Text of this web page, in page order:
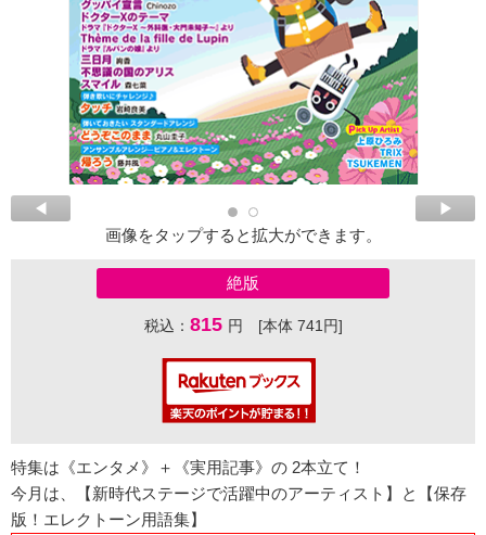
画像をタップすると拡大ができます。
絶版
税込： 815 円 [本体 741円]
特集は《エンタメ》＋《実用記事》の 2本立て！
今月は、【新時代ステージで活躍中のアーティスト】と【保存
版！エレクトーン用語集】